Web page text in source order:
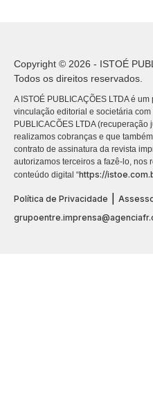
Copyright © 2026 - ISTOÉ
Todos os direitos reservados.
A ISTOÉ PUBLICAÇÕES LTDA é
vinculação editorial e societária com
PUBLICACÕES LTDA
realizamos cobranças e que
contrato de assinatura da revista
autorizamos terceiros a fazê-lo, nos
conteúdo digital “https://
Política de Privacidade